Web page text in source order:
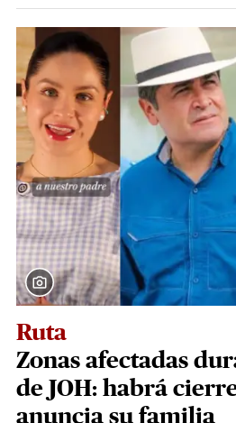
Ruta
Zonas afectadas
de JOH: habrá
anuncia su familia